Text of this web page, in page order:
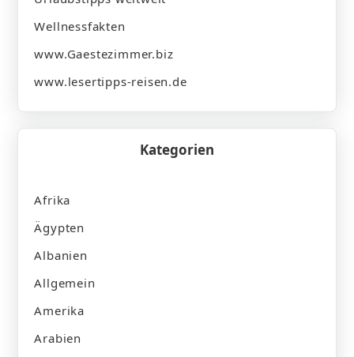
Wellnessfakten
www.Gaestezimmer.biz
www.lesertipps-reisen.de
Kategorien
Afrika
Ägypten
Albanien
Allgemein
Amerika
Arabien